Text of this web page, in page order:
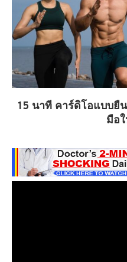
15 นาที คาร์ดิโอแบบยื
มือ